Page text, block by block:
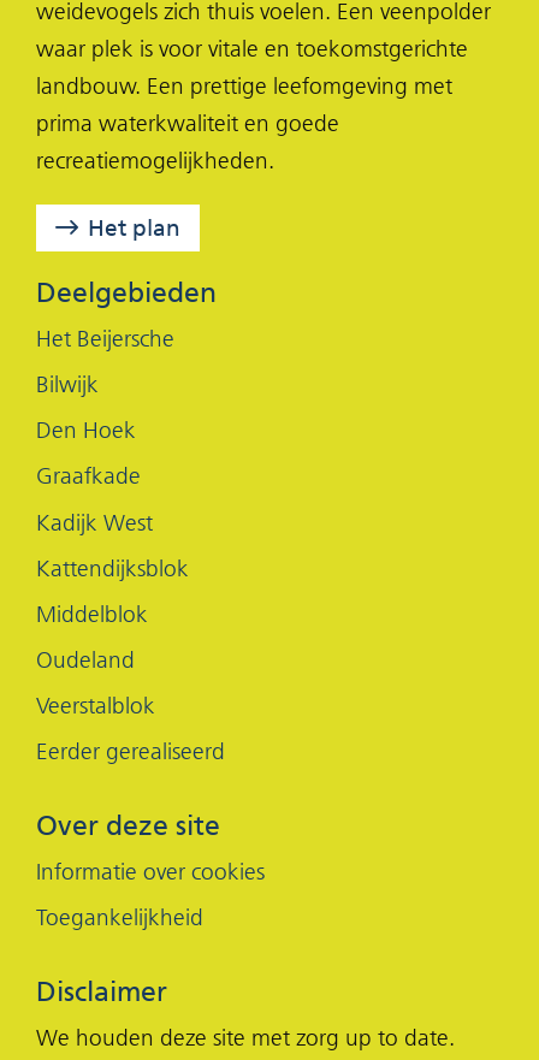
F
a
c
e
b
o
o
k
X
(opent
in
nieuw
venster)
L
i
n
k
weidevogels zich thuis voelen. Een veenpolder
waar plek is voor vitale en toekomstgerichte
landbouw. Een prettige leefomgeving met
prima waterkwaliteit en goede
recreatiemogelijkheden.
Het plan
Deelgebieden
Het Beijersche
Bilwijk
Den Hoek
Graafkade
Kadijk West
Kattendijksblok
Middelblok
Oudeland
Veerstalblok
Eerder gerealiseerd
Over deze site
Informatie over cookies
Toegankelijkheid
Disclaimer
We houden deze site met zorg up to date.